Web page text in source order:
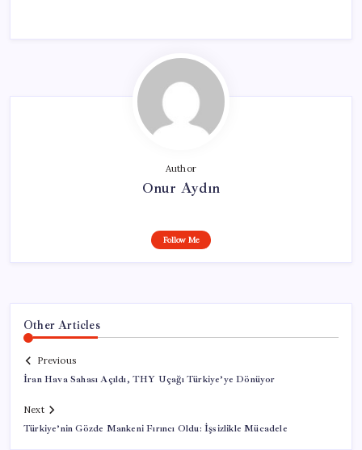
Author
Onur Aydın
Follow Me
Other Articles
Previous
İran Hava Sahası Açıldı, THY Uçağı Türkiye’ye Dönüyor
Next
Türkiye’nin Gözde Mankeni Fırıncı Oldu: İşsizlikle Mücadele